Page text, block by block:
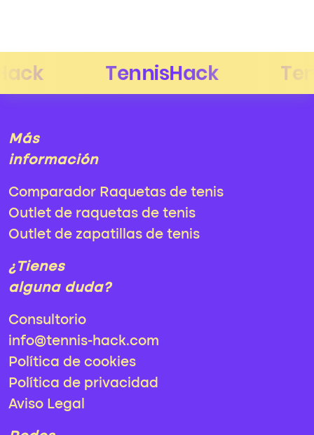
Más
información
Comparador Raquetas de tenis
Outlet de raquetas de tenis
Outlet de zapatillas de tenis
¿Tienes
alguna duda?
Consultorio
info@tennis-hack.com
Política de cookies
Política de privacidad
Aviso Legal